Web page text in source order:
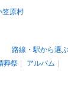
笠原村
路線・駅から選ぶ
葬祭
アルバム